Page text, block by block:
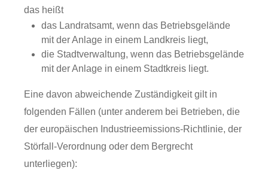
das heißt
das Landratsamt, wenn das Betriebsgelände
mit der Anlage in einem Landkreis liegt,
die Stadtverwaltung, wenn das Betriebsgelände
mit der Anlage in einem Stadtkreis liegt.
Eine davon abweichende Zuständigkeit gilt in
folgenden Fällen (unter anderem bei Betrieben, die
der europäischen Industrieemissions-Richtlinie, der
Störfall-Verordnung oder dem Bergrecht
unterliegen):